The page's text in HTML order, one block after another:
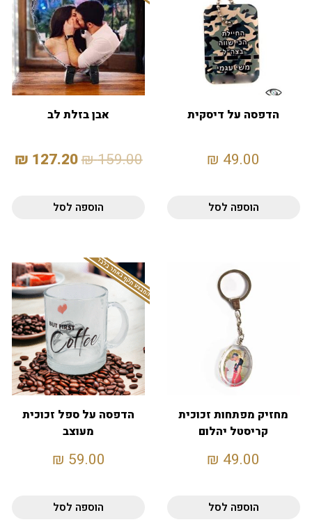
הדפסה על דיסקית
49.00
₪
הוספה לסל
אבן בזלת לב
159.00
₪
127.20
₪
הוספה לסל
מחזיק מפתחות זכוכית
קריסטל יהלום
49.00
₪
הוספה לסל
המבצע תקף באתר בלבד
הדפסה על ספל זכוכית
מעוצב
59.00
₪
הוספה לסל